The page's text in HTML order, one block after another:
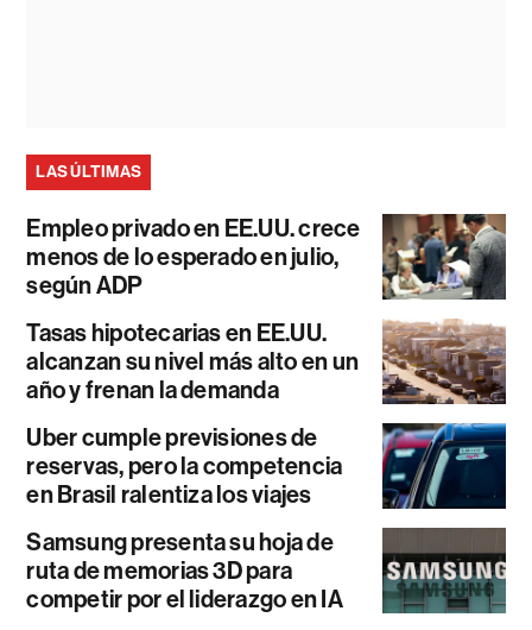
LAS ÚLTIMAS
Empleo privado en EE.UU. crece
menos de lo esperado en julio,
según ADP
Tasas hipotecarias en EE.UU.
alcanzan su nivel más alto en un
año y frenan la demanda
Uber cumple previsiones de
reservas, pero la competencia
en Brasil ralentiza los viajes
Samsung presenta su hoja de
ruta de memorias 3D para
competir por el liderazgo en IA